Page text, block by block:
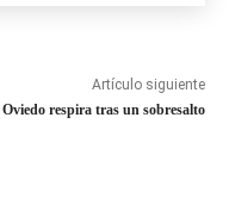
Artículo siguiente
respira tras un sobresalto